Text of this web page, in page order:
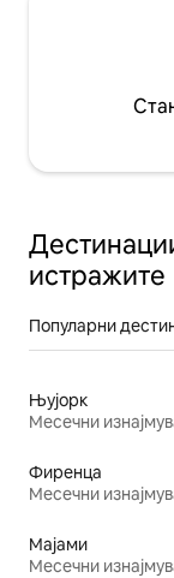
истражите
Популарни
Њујорк
Месечни
Фиренца
Месечни
Мајами
Месечни